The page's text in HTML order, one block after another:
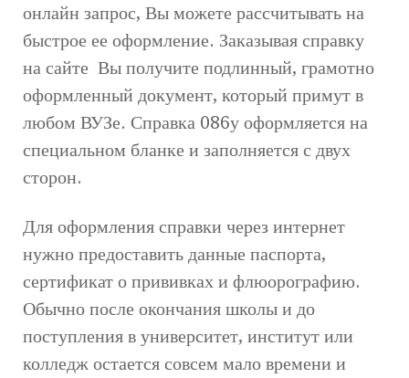
онлайн запрос, Вы можете рассчитывать на
быстрое ее оформление. Заказывая справку
на сайте Вы получите подлинный, грамотно
оформленный документ, который примут в
любом ВУЗе. Справка 086у оформляется на
специальном бланке и заполняется с двух
сторон.
Для оформления справки через интернет
нужно предоставить данные паспорта,
сертификат о прививках и флюорографию.
Обычно после окончания школы и до
поступления в университет, институт или
колледж остается совсем мало времени и